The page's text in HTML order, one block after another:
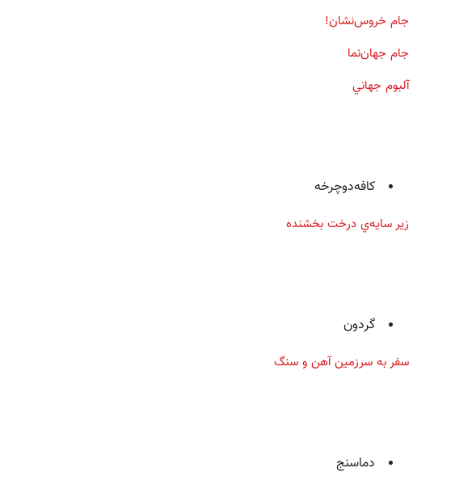
جام خروس‌نشان!
جام جهان‌نما
آلبوم جهاني
كافه‌دوچرخه
زير سايه‌ي درخت بخشنده
گردون
سفر به سرزمين آهن و سنگ
دماسنج